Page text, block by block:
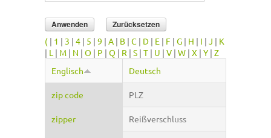
( | 1 | 3 | 4 | 5 | 9 | A | B | C | D | E | F | G | H | I | J | K
| L | M | N | O | P | Q | R | S | T | U | V | W | X | Y | Z
Englisch
Deutsch
zip code PLZ
zipper Reißverschluss